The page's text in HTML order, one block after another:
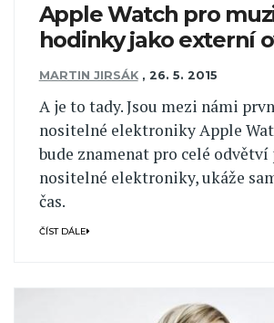
Apple Watch pro
hodinky jako externí
MARTIN JIRSÁK , 26. 5. 2015
A je to tady. Jsou mezi námi
nositelné elektroniky Apple
bude znamenat pro celé
nositelné elektroniky, ukáže
čas.
ČÍST DÁLE